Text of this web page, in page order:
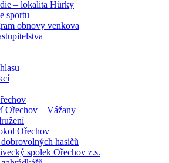
– lokalita Hůrky
sportu
obnovy venkova
Ořechov – Vážany
Ořechov
hasičů
spolek Ořechov z.s.